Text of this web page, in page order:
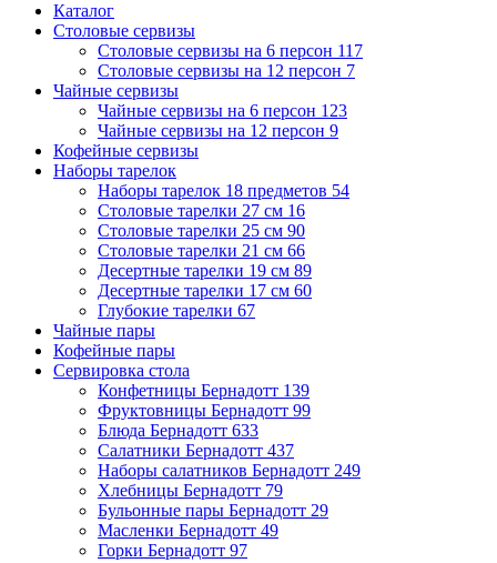
Каталог
Столовые сервизы
Столовые сервизы на 6 персон 117
Столовые сервизы на 12 персон 7
Чайные сервизы
Чайные сервизы на 6 персон 123
Чайные сервизы на 12 персон 9
Кофейные сервизы
Наборы тарелок
Наборы тарелок 18 предметов 54
Столовые тарелки 27 см 16
Столовые тарелки 25 см 90
Столовые тарелки 21 см 66
Десертные тарелки 19 см 89
Десертные тарелки 17 см 60
Глубокие тарелки 67
Чайные пары
Кофейные пары
Сервировка стола
Конфетницы Бернадотт 139
Фруктовницы Бернадотт 99
Блюда Бернадотт 633
Салатники Бернадотт 437
Наборы салатников Бернадотт 249
Хлебницы Бернадотт 79
Бульонные пары Бернадотт 29
Масленки Бернадотт 49
Горки Бернадотт 97